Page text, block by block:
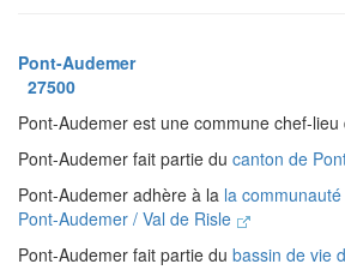
Pont-Audemer
27500
Pont-Audemer est une commune chef-lieu
Pont-Audemer fait partie du canton de
Pont-Audemer adhère à la la
Pont-Audemer / Val de Risle
Pont-Audemer fait partie du bassin de vie